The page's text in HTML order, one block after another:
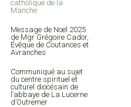
catholique de la
Manche
Message de Noël 2025
de Mgr Grégoire Cador,
Évêque de Coutances et
Avranches
Communiqué au sujet
du centre spirituel et
culturel diocésain de
l’abbaye de La Lucerne
d’Outremer